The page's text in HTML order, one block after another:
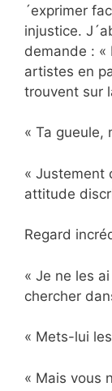
´exprimer
injustice.
demande : «
artistes en
trouvent sur
« Ta gueule,
« Justement
attitude
Regard
« Je ne les
chercher
« Mets-lui
« Mais vous